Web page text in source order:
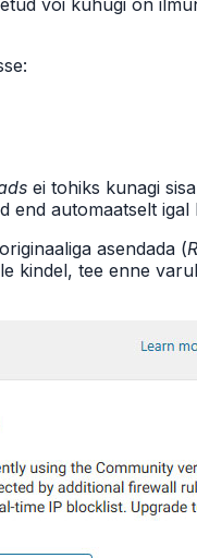
või kuhugi on
ei tohiks kunagi
end automaatselt igal
asendada (
kindel, tee enne